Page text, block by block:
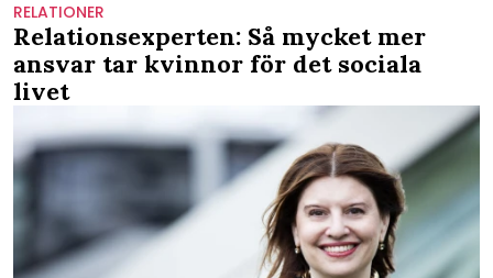
RELATIONER
Relationsexperten: Så mycket mer
ansvar tar kvinnor för det sociala
livet